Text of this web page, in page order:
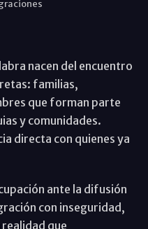
nacen del encuentro
familias,
que forman parte
y comunidades.
directa con quienes ya
ante la difusión
con inseguridad,
realidad que